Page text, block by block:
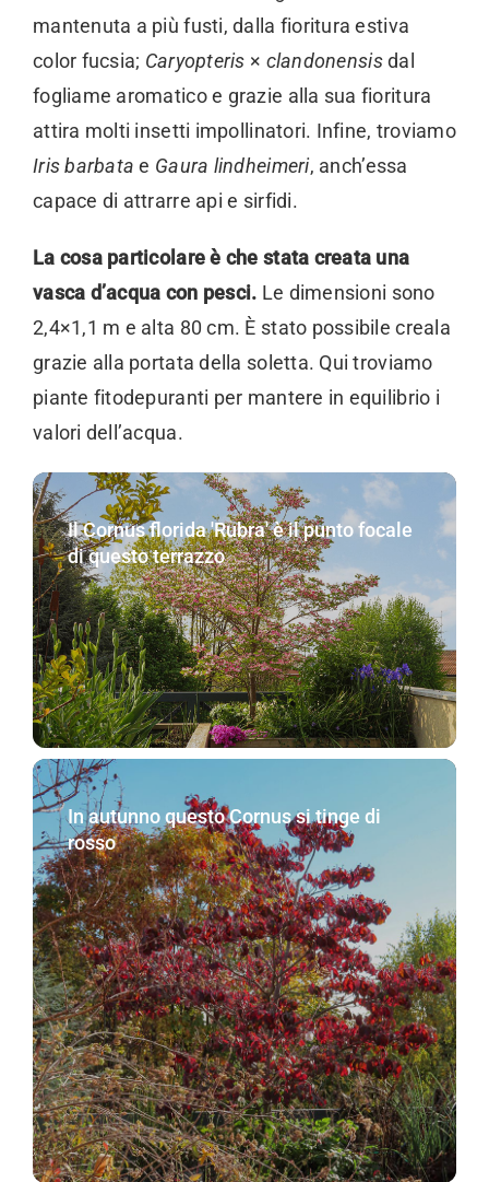
mantenuta a più fusti, dalla fioritura estiva
color fucsia; Caryopteris × clandonensisdal
fogliame aromatico e grazie alla sua fioritura
attira molti insetti impollinatori. Infine, troviamo
Iris barbata e Gaura lindheimeri, anch’essa
capace di attrarre api e sirfidi.
La cosa particolare è che stata creata una
vasca d’acqua con pesci. Le dimensioni sono
2,4×1,1 m e alta 80 cm. È stato possibile creala
grazie alla portata della soletta. Qui troviamo
piante fitodepuranti per mantere in equilibrio i
valori dell’acqua.
Il Cornus florida 'Rubra' è il punto focale
di questo terrazzo
In autunno questo Cornus si tinge di
rosso